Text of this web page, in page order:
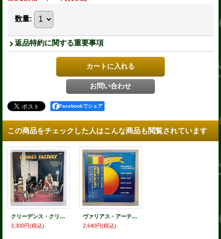
数量:
返品特約に関する重要事項
Facebookでシェア
この商品をチェックした人はこんな商品も閲覧されています
クリーデンス・クリアウォーター・リバイバル ~ Creedence Clearwater Revival / コスモズ・ファクトリー ~ Cosmo's Factory (LP)
3,300円(税込)
ヴァリアス・アーティスツ ~ Various Artists / ザ・ワールド・オブ・レゲエ ~ The World Of Reggae (LP)
2,640円(税込)